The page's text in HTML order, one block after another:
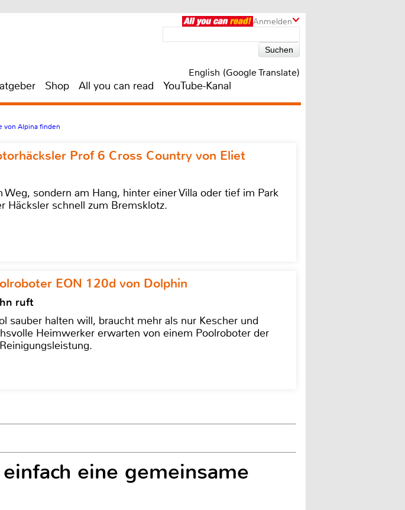
Anmelden
English (Google Translate)
Shop All you can read YouTube-Kanal
von Alpina finden
Prof 6 Cross Country von Eliet
sondern am Hang, hinter einer Villa oder tief im Park
Häcksler schnell zum Bremsklotz.
EON 120d von Dolphin
ruft
sauber halten will, braucht mehr als nur Kescher und
Heimwerker erwarten von einem Poolroboter der
eine gemeinsame